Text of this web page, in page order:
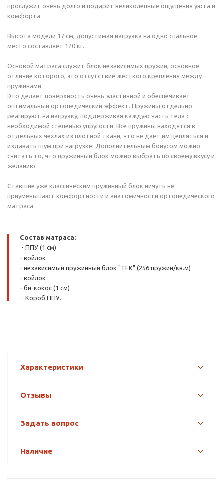
прослужит очень долго и подарит великолепные ощущения уюта и
комфорта.
Высота модели 17 см, допустимая нагрузка на одно спальное
место составляет 120 кг.
Основой матраса служит блок независимых пружин, основное
отличие которого, это отсутствие жесткого крепления между
пружинами.
Это делает поверхность очень эластичной и обеспечивает
оптимальный ортопедический эффект. Пружины отдельно
реагируют на нагрузку, поддерживая каждую часть тела с
необходимой степенью упругости. Все пружины находятся в
отдельных чехлах из плотной ткани, что не дает им цепляться и
издавать шум при нагрузке. Дополнительным бонусом можно
считать то, что пружинный блок можно выбрать по своему вкусу и
желанию.
Ставшие уже классическим пружинный блок ничуть не
приуменьшают комфортности и анатомичности ортопедического
матраса.
Состав матраса:
- ППУ (1 см)
- войлок
- независимый пружинный блок "TFK" (256 пружин/кв.м)
- войлок
- би-кокос (1 см)
- Короб ППУ.
Характеристики
Отзывы
Задать вопрос
Наличие